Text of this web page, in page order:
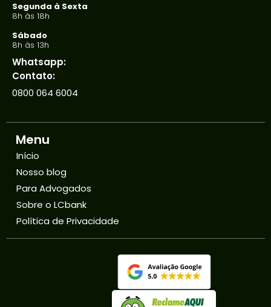
Segunda à Sexta
8h às 18h
Sábado
8h às 13h
Whatsapp:
Contato:
0800 064 6004
Menu
Início
Nosso blog
Para Advogados
Sobre o LCbank
Política de Privacidade